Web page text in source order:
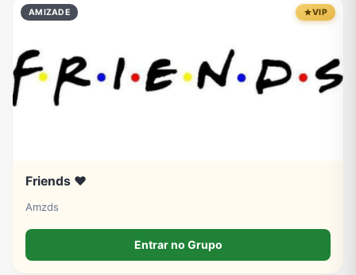
AMIZADE VIP
Friends ❤️
Amzds
Entrar no Grupo